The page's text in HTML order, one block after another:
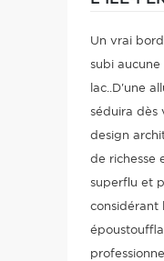
Un vrai
subi
lac..D'une
séduira dès
design
de richesse
superflu et
considérant